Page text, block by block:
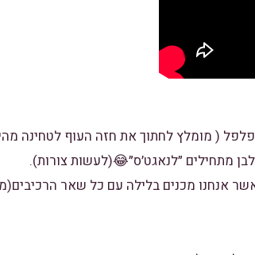
הנגטס למקפיא ל-10 דקות כאשר אנחנו מכנים בלילה עם כל